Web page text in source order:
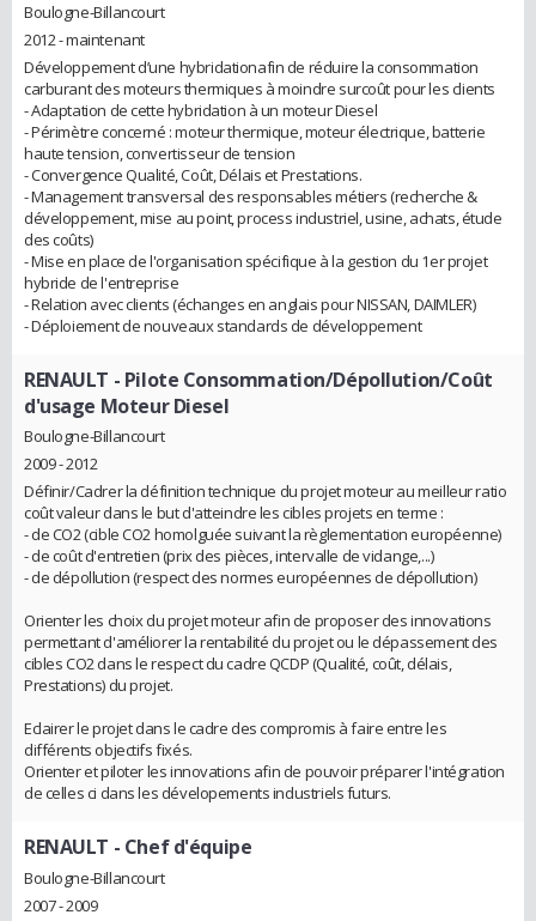
Boulogne-Billancourt
2012 - maintenant
Développement d’une hybridationafin de réduire la consommation
carburant des moteurs thermiques à moindre surcoût pour les clients
- Adaptation de cette hybridation à un moteur Diesel
- Périmètre concerné : moteur thermique, moteur électrique, batterie
haute tension, convertisseur de tension
- Convergence Qualité, Coût, Délais et Prestations.
- Management transversal des responsables métiers (recherche &
développement, mise au point, process industriel, usine, achats, étude
des coûts)
- Mise en place de l'organisation spécifique à la gestion du 1er projet
hybride de l'entreprise
- Relation avec clients (échanges en anglais pour NISSAN, DAIMLER)
- Déploiement de nouveaux standards de développement
RENAULT - Pilote Consommation/Dépollution/Coût
d'usage Moteur Diesel
Boulogne-Billancourt
2009 - 2012
Définir/Cadrer la définition technique du projet moteur au meilleur ratio
coût valeur dans le but d'atteindre les cibles projets en terme :
- de CO2 (cible CO2 homolguée suivant la règlementation européenne)
- de coût d'entretien (prix des pièces, intervalle de vidange,...)
- de dépollution (respect des normes européennes de dépollution)
Orienter les choix du projet moteur afin de proposer des innovations
permettant d'améliorer la rentabilité du projet ou le dépassement des
cibles CO2 dans le respect du cadre QCDP (Qualité, coût, délais,
Prestations) du projet.
Eclairer le projet dans le cadre des compromis à faire entre les
différents objectifs fixés.
Orienter et piloter les innovations afin de pouvoir préparer l'intégration
de celles ci dans les dévelopements industriels futurs.
RENAULT - Chef d'équipe
Boulogne-Billancourt
2007 - 2009